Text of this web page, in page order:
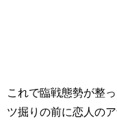
これで臨戦態勢が整
ツ掘りの前に恋人の